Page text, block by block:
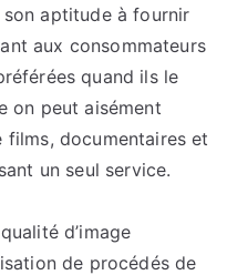
son aptitude à fournir
aux consommateurs
quand ils le
on peut aisément
documentaires et
un seul service.
d’image
de procédés de